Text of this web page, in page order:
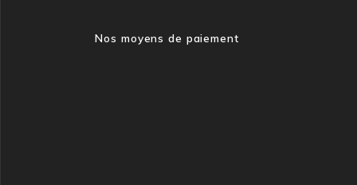
Nos moyens de paiement